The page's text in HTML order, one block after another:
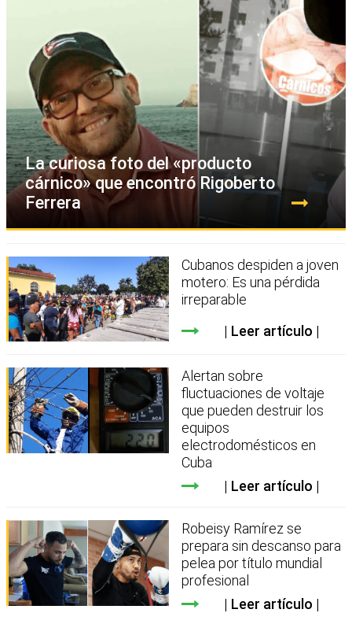
La curiosa foto del «producto
cárnico» que encontró Rigoberto
Ferrera
Cubanos despiden a joven
motero: Es una pérdida
irreparable
Leer artículo
Alertan sobre
fluctuaciones de voltaje
que pueden destruir los
equipos
electrodomésticos en
Cuba
Leer artículo
Robeisy Ramírez se
prepara sin descanso para
pelea por título mundial
profesional
Leer artículo